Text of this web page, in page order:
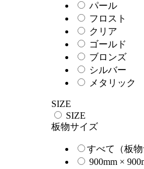
パール
フロスト
クリア
ゴールド
ブロンズ
シルバー
メタリック
SIZE
SIZE
板物サイズ
すべて（板物
900mm ×